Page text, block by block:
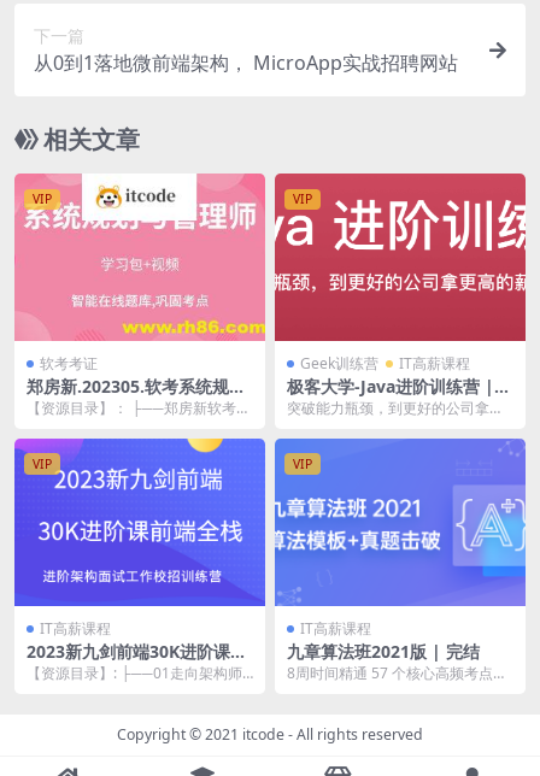
下一篇
从0到1落地微前端架构， MicroApp实战招聘网站
相关文章
VIP
软考考证
郑房新.202305.软考系统规划
与管理师
【资源目录】： ├──郑房新软考
新精...
VIP
Geek训练营 IT高薪课程
极客大学-Java进阶训练营 |
完结
突破能力瓶颈，到更好的公司拿更
VIP
IT高薪课程
2023新九剑前端30K进阶课前
端全栈 进阶架构面试工作校招
【资源目录】: ├──01走向架构师
VIP
IT高薪课程
九章算法班2021版 | 完结
8周时间精通 57 个核心高频考点，
Copyright © 2021 itcode- All rights reserved